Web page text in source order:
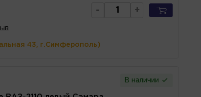
- +
43, г.Симферополь)
В наличии